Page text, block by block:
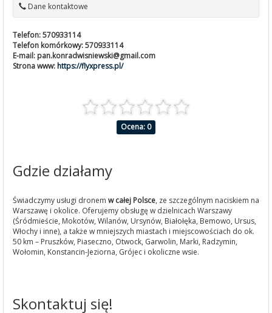
Dane kontaktowe
Telefon:570933114
Telefon komórkowy:570933114
E-mail: pan.konradwisniewski@gmail.com
Strona www: https://flyxpress.pl/
Ocena: 0
Gdzie działamy
Świadczymy usługi dronem w całej Polsce, ze szczególnym naciskiem na
Warszawę i okolice. Oferujemy obsługę w dzielnicach Warszawy
(Śródmieście, Mokotów, Wilanów, Ursynów, Białołęka, Bemowo, Ursus,
Włochy i inne), a także w mniejszych miastach i miejscowościach do ok.
50 km – Pruszków, Piaseczno, Otwock, Garwolin, Marki, Radzymin,
Wołomin, Konstancin-Jeziorna, Grójec i okoliczne wsie.
Skontaktuj się!